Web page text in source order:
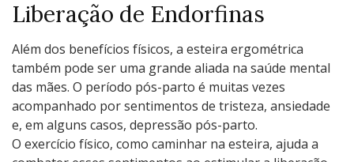
Liberação de Endorfinas
Além dos benefícios físicos, a esteira ergométrica
também pode ser uma grande aliada na saúde mental
das mães. O período pós-parto é muitas vezes
acompanhado por sentimentos de tristeza, ansiedade
e, em alguns casos, depressão pós-parto.
O exercício físico, como caminhar na esteira, ajuda a